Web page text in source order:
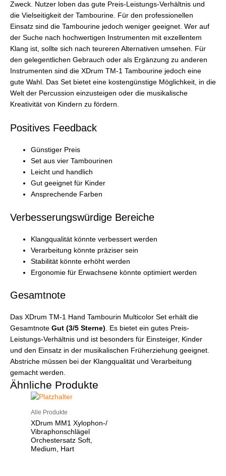
Zweck. Nutzer loben das gute Preis-Leistungs-Verhältnis und
die Vielseitigkeit der Tambourine. Für den professionellen
Einsatz sind die Tambourine jedoch weniger geeignet. Wer auf
der Suche nach hochwertigen Instrumenten mit exzellentem
Klang ist, sollte sich nach teureren Alternativen umsehen. Für
den gelegentlichen Gebrauch oder als Ergänzung zu anderen
Instrumenten sind die XDrum TM-1 Tambourine jedoch eine
gute Wahl. Das Set bietet eine kostengünstige Möglichkeit, in die
Welt der Percussion einzusteigen oder die musikalische
Kreativität von Kindern zu fördern.
Positives Feedback
Günstiger Preis
Set aus vier Tambourinen
Leicht und handlich
Gut geeignet für Kinder
Ansprechende Farben
Verbesserungswürdige Bereiche
Klangqualität könnte verbessert werden
Verarbeitung könnte präziser sein
Stabilität könnte erhöht werden
Ergonomie für Erwachsene könnte optimiert werden
Gesamtnote
Das XDrum TM-1 Hand Tambourin Multicolor Set erhält die
Gesamtnote Gut (3/5 Sterne). Es bietet ein gutes Preis-
Leistungs-Verhältnis und ist besonders für Einsteiger, Kinder
und den Einsatz in der musikalischen Früherziehung geeignet.
Abstriche müssen bei der Klangqualität und Verarbeitung
gemacht werden.
Ähnliche Produkte
Alle Produkte
XDrum MM1 Xylophon-/
Vibraphonschlägel
Orchestersatz Soft,
Medium, Hart